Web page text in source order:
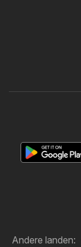
Andere landen: